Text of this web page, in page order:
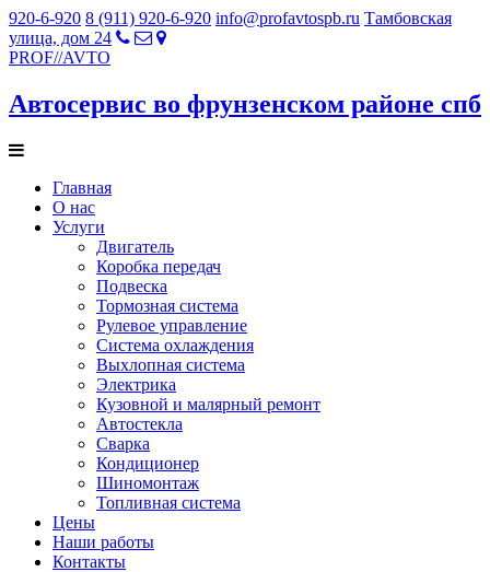
920-6-920 8 (911) 920-6-920 info@profavtospb.ru Тамбовская
улица, дом 24
PROF//AVTO
Автосервис во фрунзенском районе спб
Главная
О нас
Услуги
Двигатель
Коробка передач
Подвеска
Тормозная система
Рулевое управление
Система охлаждения
Выхлопная система
Электрика
Кузовной и малярный ремонт
Автостекла
Сварка
Кондиционер
Шиномонтаж
Топливная система
Цены
Наши работы
Контакты